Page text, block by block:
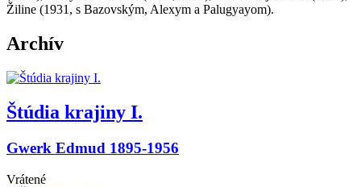
Žiline (1931, s Bazovským, Alexym a Palugyayom).
Archív
Štúdia krajiny I.
Gwerk Edmud 1895-1956
Vrátené